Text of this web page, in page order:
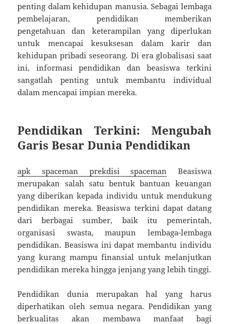
penting dalam kehidupan manusia. Sebagai lembaga
pembelajaran, pendidikan memberikan
pengetahuan dan keterampilan yang diperlukan
untuk mencapai kesuksesan dalam karir dan
kehidupan pribadi seseorang. Di era globalisasi saat
ini, informasi pendidikan dan beasiswa terkini
sangatlah penting untuk membantu individual
dalam mencapai impian mereka.
Pendidikan Terkini: Mengubah
Garis Besar Dunia Pendidikan
apk spaceman prekdisi spaceman
Beasiswa
merupakan salah satu bentuk bantuan keuangan
yang diberikan kepada individu untuk mendukung
pendidikan mereka. Beasiswa terkini dapat datang
dari berbagai sumber, baik itu pemerintah,
organisasi swasta, maupun lembaga-lembaga
pendidikan. Beasiswa ini dapat membantu individu
yang kurang mampu finansial untuk melanjutkan
pendidikan mereka hingga jenjang yang lebih tinggi.
Pendidikan dunia merupakan hal yang harus
diperhatikan oleh semua negara. Pendidikan yang
berkualitas akan membawa manfaat bagi